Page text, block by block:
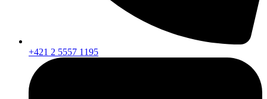
+421 2 5557 1195